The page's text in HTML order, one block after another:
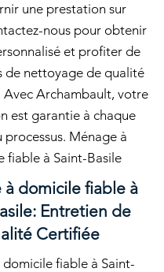
une prestation sur
nous pour obtenir
et profiter de
de nettoyage de qualité
Avec Archambault, votre
est garantie à chaque
processus. Ménage à
fiable à Saint-Basile
à domicile fiable à
Entretien de
Certifiée
domicile fiable à Saint-